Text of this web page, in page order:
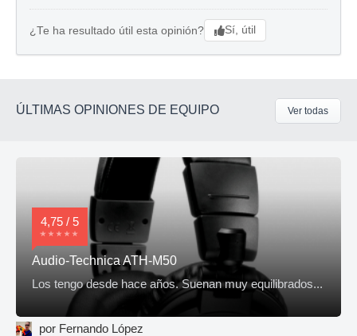
¿Te ha resultado útil esta opinión? Sí, útil
ÚLTIMAS OPINIONES DE EQUIPO Ver todas
4,75 / 5
Audio-Technica ATH-M50
Los tengo desde hace años. Suenan muy equilibrados...
por Fernando López